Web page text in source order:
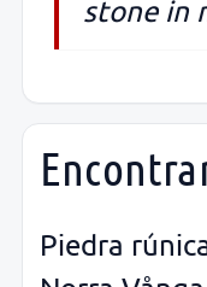
stone in
Piedra